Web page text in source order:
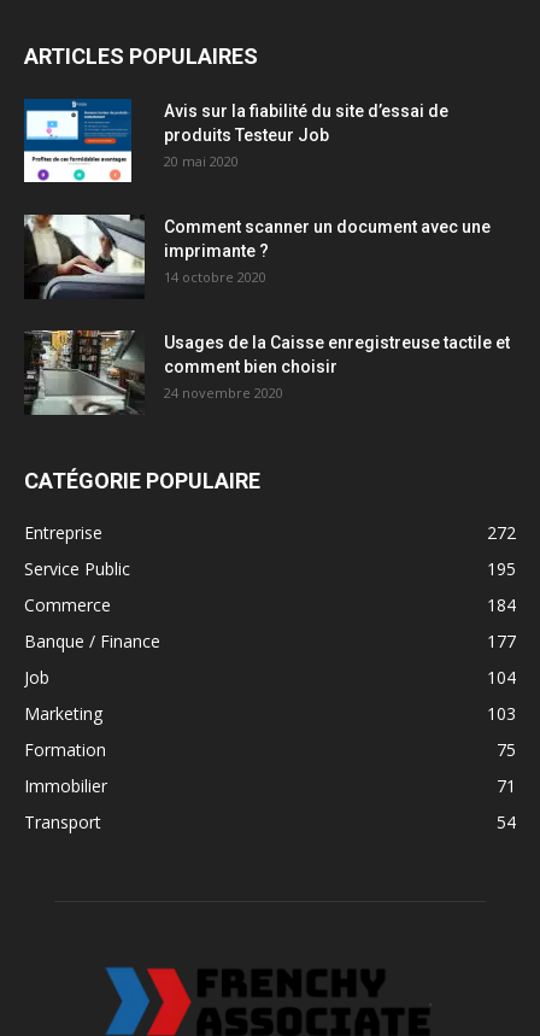
ARTICLES POPULAIRES
Avis sur la fiabilité du site d’essai de
produits Testeur Job
20 mai 2020
Comment scanner un document avec une
imprimante ?
14 octobre 2020
Usages de la Caisse enregistreuse tactile et
comment bien choisir
24 novembre 2020
CATÉGORIE POPULAIRE
Entreprise
272
Service Public
195
Commerce
184
Banque / Finance
177
Job
104
Marketing
103
Formation
75
Immobilier
71
Transport
54